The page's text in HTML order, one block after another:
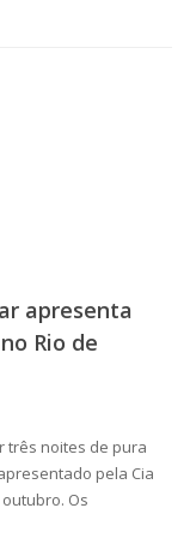
apresenta
Rio de
três noites de pura
pela Cia
Os